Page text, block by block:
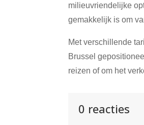
milieuvriendelijke
gemakkelijk is om
Met verschillende
Brussel
reizen of om het
0 reacties